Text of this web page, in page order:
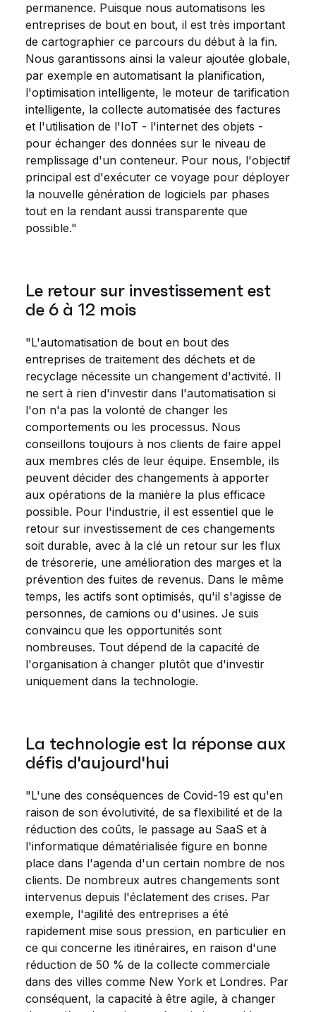
permanence. Puisque nous automatisons les
entreprises de bout en bout, il est très important
de cartographier ce parcours du début à la fin.
Nous garantissons ainsi la valeur ajoutée globale,
par exemple en automatisant la planification,
l'optimisation intelligente, le moteur de tarification
intelligente, la collecte automatisée des factures
et l'utilisation de l'IoT - l'internet des objets -
pour échanger des données sur le niveau de
remplissage d'un conteneur. Pour nous, l'objectif
principal est d'exécuter ce voyage pour déployer
la nouvelle génération de logiciels par phases
tout en la rendant aussi transparente que
possible."
Le retour sur investissement est
de 6 à 12 mois
"L'automatisation de bout en bout des
entreprises de traitement des déchets et de
recyclage nécessite un changement d'activité. Il
ne sert à rien d'investir dans l'automatisation si
l'on n'a pas la volonté de changer les
comportements ou les processus. Nous
conseillons toujours à nos clients de faire appel
aux membres clés de leur équipe. Ensemble, ils
peuvent décider des changements à apporter
aux opérations de la manière la plus efficace
possible. Pour l'industrie, il est essentiel que le
retour sur investissement de ces changements
soit durable, avec à la clé un retour sur les flux
de trésorerie, une amélioration des marges et la
prévention des fuites de revenus. Dans le même
temps, les actifs sont optimisés, qu'il s'agisse de
personnes, de camions ou d'usines. Je suis
convaincu que les opportunités sont
nombreuses. Tout dépend de la capacité de
l'organisation à changer plutôt que d'investir
uniquement dans la technologie.
La technologie est la réponse aux
défis d'aujourd'hui
"L'une des conséquences de Covid-19 est qu'en
raison de son évolutivité, de sa flexibilité et de la
réduction des coûts, le passage au SaaS et à
l'informatique dématérialisée figure en bonne
place dans l'agenda d'un certain nombre de nos
clients. De nombreux autres changements sont
intervenus depuis l'éclatement des crises. Par
exemple, l'agilité des entreprises a été
rapidement mise sous pression, en particulier en
ce qui concerne les itinéraires, en raison d'une
réduction de 50 % de la collecte commerciale
dans des villes comme New York et Londres. Par
conséquent, la capacité à être agile, à changer